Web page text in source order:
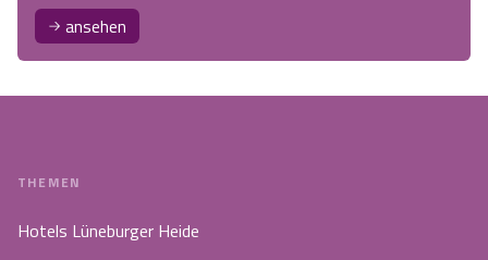
ansehen
THEMEN
Hotels Lüneburger Heide